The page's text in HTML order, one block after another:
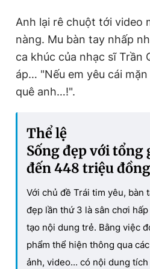
Anh lại rê chuột tới video
nàng. Mu bàn tay nhấp
ca khúc của nhạc sĩ Trần
áp… "Nếu em yêu cái
quê anh…!".
Thể lệ
Sống đẹp với
đến 448 triệu đồng
Với chủ đề Trái tim yêu, bàn
đẹp lần thứ 3 là sân chơi
tạo nội dung trẻ. Bằng việc
phẩm thể hiện thông qua
ảnh, video... có nội dung